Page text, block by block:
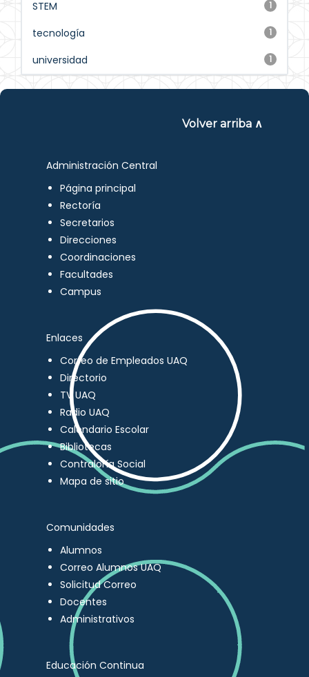
1
STEM
1
tecnología
1
universidad
Volver arriba ∧
Administración Central
Página principal
Rectoría
Secretarios
Direcciones
Coordinaciones
Facultades
Campus
Enlaces
Correo de Empleados UAQ
Directorio
TV UAQ
Radio UAQ
Calendario Escolar
Bibliotecas
Contraloría Social
Mapa de sitio
Comunidades
Alumnos
Correo Alumnos UAQ
Solicitud Correo
Docentes
Administrativos
Educación Continua